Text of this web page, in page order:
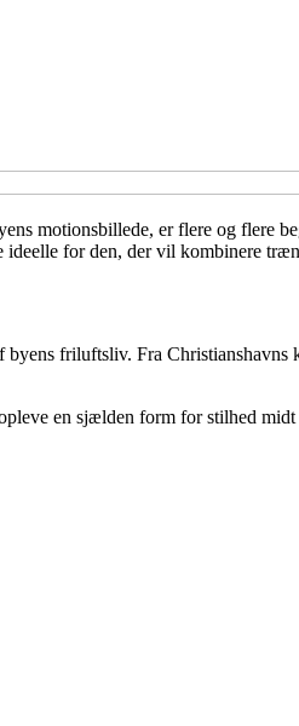
motionsbillede, er flere og flere
for den, der vil kombinere
friluftsliv. Fra
en sjælden form for stilhed